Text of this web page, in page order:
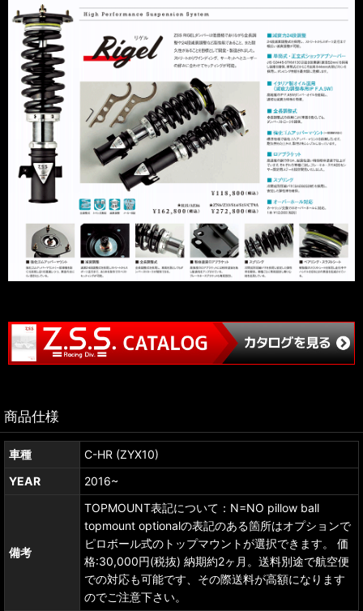
商品仕様
車種
C-HR (ZYX10)
YEAR
2016~
備考
TOPMOUNT表記について：N=NO pillow ball
topmount optionalの表記のある箇所はオプションで
ピロボール式のトップマウントが選択できます。 価
格:30,000円(税抜) 納期約2ヶ月。送料別途で航空便
での対応も可能です、その際送料が高額になります
のでご注意下さい。